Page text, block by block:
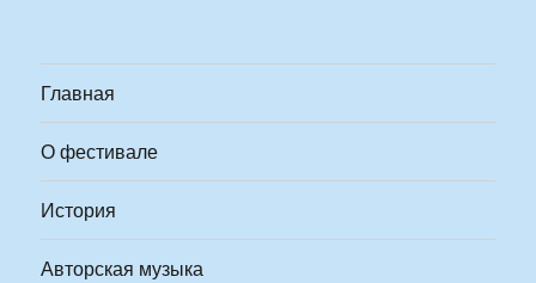
Главная
О фестивале
История
Авторская музыка